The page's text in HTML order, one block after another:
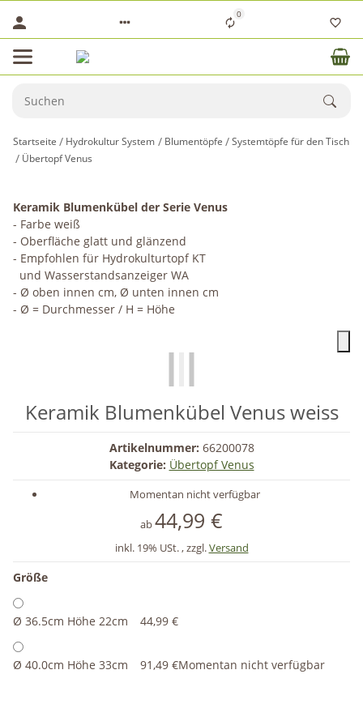
0
Startseite Hydrokultur System Blumentöpfe
Systemtöpfe für den Tisch
Übertopf Venus
Keramik Blumenkübel der Serie Venus
- Farbe weiß
- Oberfläche glatt und glänzend
- Empfohlen für Hydrokulturtopf KT
und Wasserstandsanzeiger WA
- Ø oben innen cm, Ø unten innen cm
- Ø = Durchmesser / H = Höhe
Keramik Blumenkübel Venus weiss
Artikelnummer: 66200078
Kategorie: Übertopf Venus
Momentan nicht verfügbar
ab44,99 €
inkl. 19% USt. , zzgl.Versand
Größe
Ø 36.5cm Höhe 22cm 44,99 €
Ø 40.0cm Höhe 33cm 91,49 €Momentan nicht verfügbar